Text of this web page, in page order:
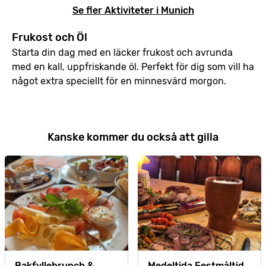
Se fler Aktiviteter i Munich
Frukost och Öl
Starta din dag med en läcker frukost och avrunda
med en kall, uppfriskande öl. Perfekt för dig som vill ha
något extra speciellt för en minnesvärd morgon.
Kanske kommer du också att gilla